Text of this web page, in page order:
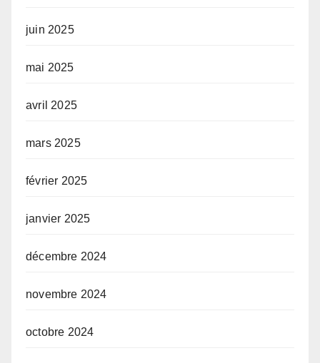
juin 2025
mai 2025
avril 2025
mars 2025
février 2025
janvier 2025
décembre 2024
novembre 2024
octobre 2024